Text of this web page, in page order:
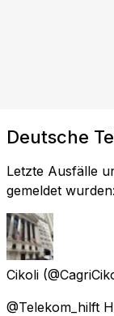
Deutsche
Letzte Ausfälle
gemeldet wurden:
Cikoli
@Telekom_hilft